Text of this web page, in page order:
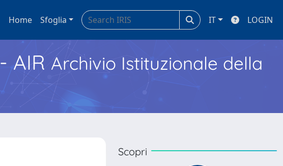
Home Sfoglia IT LOGIN
- AIR Archivio Istituzionale della
Scopri